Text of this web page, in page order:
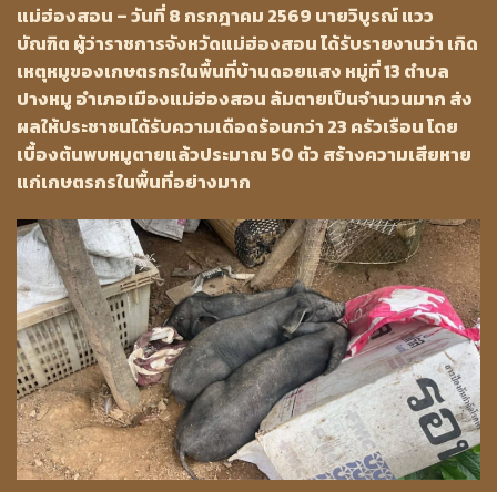
แม่ฮ่องสอน – วันที่ 8 กรกฎาคม 2569 นายวิบูรณ์ แวว
บัณฑิต ผู้ว่าราชการจังหวัดแม่ฮ่องสอน ได้รับรายงานว่า เกิด
เหตุหมูของเกษตรกรในพื้นที่บ้านดอยแสง หมู่ที่ 13 ตำบล
ปางหมู อำเภอเมืองแม่ฮ่องสอน ล้มตายเป็นจำนวนมาก ส่ง
ผลให้ประชาชนได้รับความเดือดร้อนกว่า 23 ครัวเรือน โดย
เบื้องต้นพบหมูตายแล้วประมาณ 50 ตัว สร้างความเสียหาย
แก่เกษตรกรในพื้นที่อย่างมาก